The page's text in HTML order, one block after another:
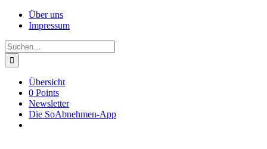
Zum
Inhalt
YouTube
Facebook
Pinterest
InstagramÜber uns
Impressum
Suche
nach:
Übersicht
0 Points
Newsletter
Die SoAbnehmen-App